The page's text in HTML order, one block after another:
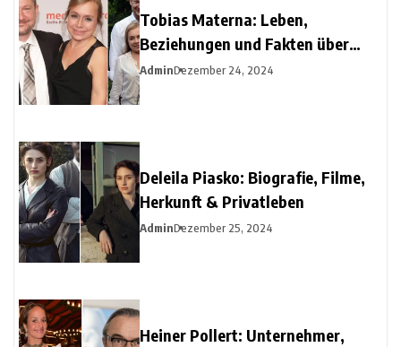
Tobias Materna: Leben,
Beziehungen und Fakten über
Christine Urspruchs Ex-Ehemann
AdminDezember 24, 2024
Deleila Piasko: Biografie, Filme,
Herkunft & Privatleben
AdminDezember 25, 2024
Heiner Pollert: Unternehmer,